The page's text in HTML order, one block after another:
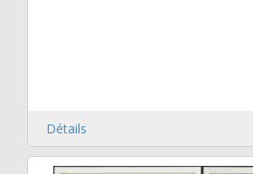
Détails